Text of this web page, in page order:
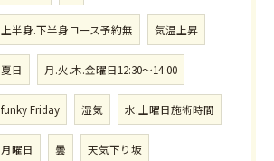
上半身.下半身コース予約無 気温上昇
夏日 月.火.木.金曜日12:30〜14:00
funky Friday 湿気 水.土曜日施術時間
月曜日 曇 天気下り坂